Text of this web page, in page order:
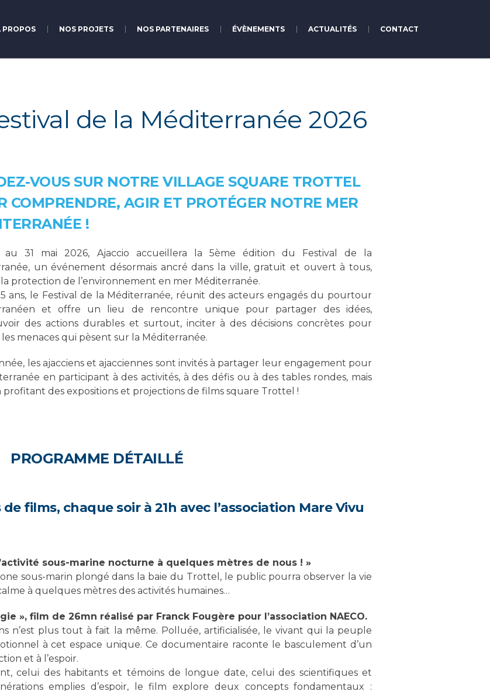
PROPOS NOS PROJETS NOS PARTENAIRES ÉVÈNEMENTS ACTUALITÉS CONTACT
de la Méditerranée 2026
VOUS SUR NOTRE VILLAGE SQUARE TROTTEL
COMPRENDRE, AGIR ET PROTÉGER NOTRE MER
!
31 mai 2026, Ajaccio accueillera la 5ème édition du Festival de la
un événement désormais ancré dans la ville, gratuit et ouvert à tous,
protection de l’environnement en mer Méditerranée.
5 ans, le Festival de la Méditerranée, réunit des acteurs engagés du pourtour
et offre un lieu de rencontre unique pour partager des idées,
des actions durables et surtout, inciter à des décisions concrètes pour
menaces qui pèsent sur la Méditerranée.
les ajacciens et ajacciennes sont invités à partager leur engagement pour
en participant à des activités, à des défis ou à des tables rondes, mais
profitant des expositions et projections de films square Trottel !
PROGRAMME DÉTAILLÉ
films, chaque soir à 21h avec l’association Mare Vivu
sous-marine nocturne à quelques mètres de nous ! »
sous-marin plongé dans la baie du Trottel, le public pourra observer la vie
à quelques mètres des activités humaines…
», film de 26mn réalisé par Franck Fougère pour l’association NAECO.
n’est plus tout à fait la même. Polluée, artificialisée, le vivant qui la peuple
à cet espace unique. Ce documentaire raconte le basculement d’un
et à l’espoir.
celui des habitants et témoins de longue date, celui des scientifiques et
emplies d’espoir, le film explore deux concepts fondamentaux :